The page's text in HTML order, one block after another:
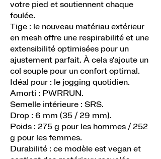
votre pied et soutiennent chaque
foulée.
Tige : le nouveau matériau extérieur
en mesh offre une respirabilité et une
extensibilité optimisées pour un
ajustement parfait. À cela s'ajoute un
col souple pour un confort optimal.
Idéal pour : le jogging quotidien.
Amorti : PWRRUN.
Semelle intérieure : SRS.
Drop : 6 mm (35 / 29 mm).
Poids : 275 g pour les hommes / 252
g pour les femmes.
Durabilité : ce modèle est vegan et